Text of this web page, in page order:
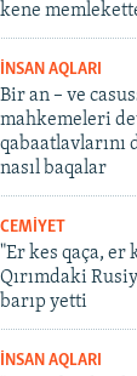
kene
İNSAN AQLARI
Bir an – ve
mahkemeleri
qabaatlavlarını
nasıl baqalar
CEMİYET
"Er kes qaça, er
Qırımdaki
barıp yetti
İNSAN AQLARI